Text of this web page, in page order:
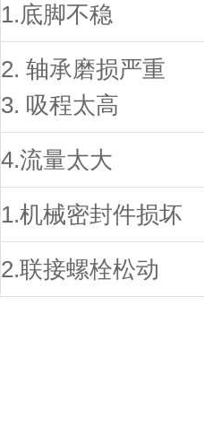
1.底脚不稳
2. 轴承磨损严重
3. 吸程太高
4.流量太大
1.机械密封件损坏
2.联接螺栓松动